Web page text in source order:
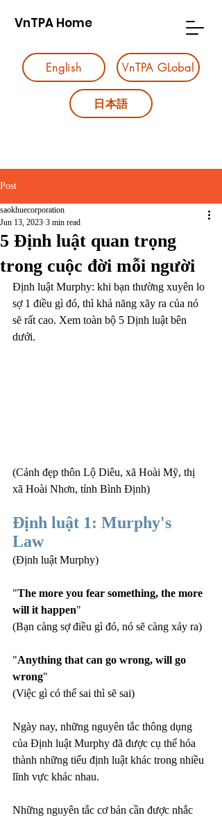
VnTPA Home
English VnTPA GLobal
日本語
Post
5 Định luật quan trọng
trong cuộc đời mỗi người
saokhuecorporation
Jun 13, 2023 3 min read
Định luật Murphy: khi bạn thường xuyên lo
sợ 1 điều gì đó, thì khả năng xãy ra của nó
sẽ rất cao. Xem toàn bộ 5 Dịnh luật bên
dưới.
(Cảnh đẹp thôn Lộ Diêu, xã Hoài Mỹ, thị
xã Hoài Nhơn, tỉnh Bình Định)
Định luật 1: Murphy's
Law
(Định luật Murphy)
"The more you fear something, the more
will it happen"
(Bạn càng sợ điều gì đó, nó sẽ càng xảy ra)
"Anything that can go wrong, will go
wrong"
(Việc gì có thể sai thì sẽ sai)
Ngày nay, những nguyên tắc thông dụng
của Định luật Murphy đã được cụ thể hóa
thành những tiểu định luật khác trong nhiều
lĩnh vực khác nhau.
Những nguyên tắc cơ bản cần được nhắc